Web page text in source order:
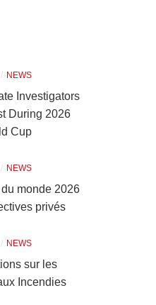
NEWS
Investigators
During 2026
Cup
NEWS
monde 2026
privés
NEWS
sur les
Incendies